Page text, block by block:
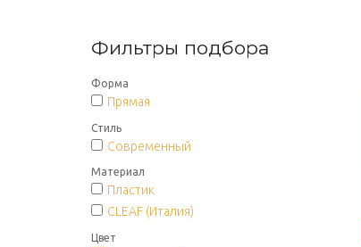
Фильтры подбора
Форма
Прямая
Стиль
Современный
Материал
Пластик
CLEAF (Италия)
Цвет